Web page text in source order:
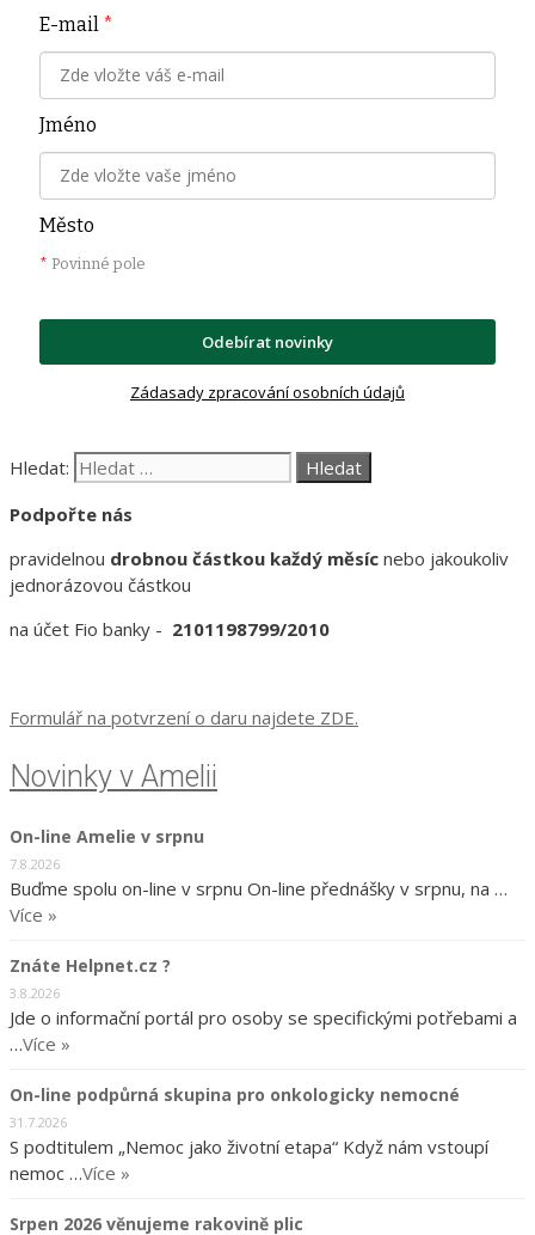
E-mail *
Jméno
Město
* Povinné pole
Odebírat novinky
Zádasady zpracování osobních údajů
Hledat:
Podpořte nás
pravidelnou drobnou částkou každý měsíc nebo jakoukoliv
jednorázovou částkou
na účet Fio banky - 2101198799/2010
Formulář na potvrzení o daru najdete ZDE.
Novinky v Amelii
On-line Amelie v srpnu
7.8.2026
Buďme spolu on-line v srpnu On-line přednášky v srpnu, na …
Více »
Znáte Helpnet.cz ?
3.8.2026
Jde o informační portál pro osoby se specifickými potřebami a
…Více »
On-line podpůrná skupina pro onkologicky nemocné
31.7.2026
S podtitulem „Nemoc jako životní etapa“ Když nám vstoupí
nemoc …Více »
Srpen 2026 věnujeme rakovině plic